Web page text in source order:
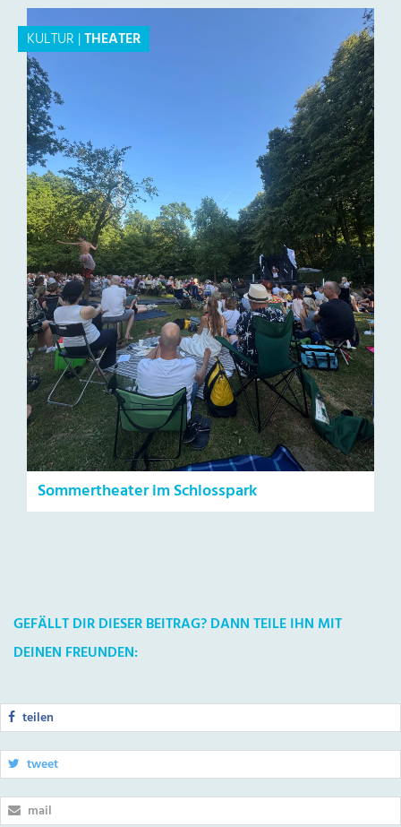
KULTUR |THEATER
Sommertheater im Schlosspark
GEFÄLLT DIR DIESER BEITRAG? DANN TEILE IHN MIT
DEINEN FREUNDEN:
teilen
tweet
mail